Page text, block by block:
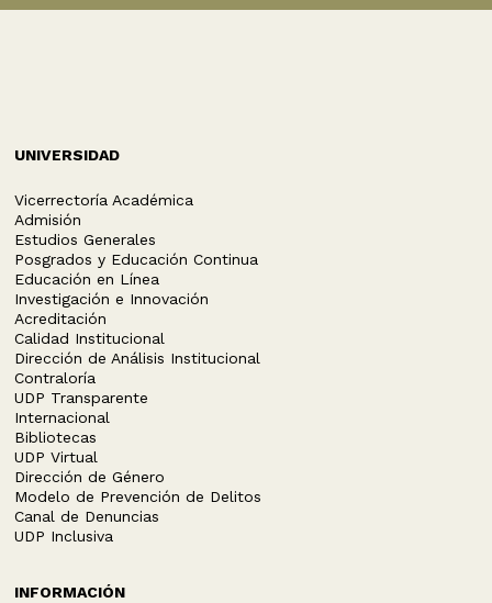
UNIVERSIDAD
Vicerrectoría Académica
Admisión
Estudios Generales
Posgrados y Educación Continua
Educación en Línea
Investigación e Innovación
Acreditación
Calidad Institucional
Dirección de Análisis Institucional
Contraloría
UDP Transparente
Internacional
Bibliotecas
UDP Virtual
Dirección de Género
Modelo de Prevención de Delitos
Canal de Denuncias
UDP Inclusiva
INFORMACIÓN